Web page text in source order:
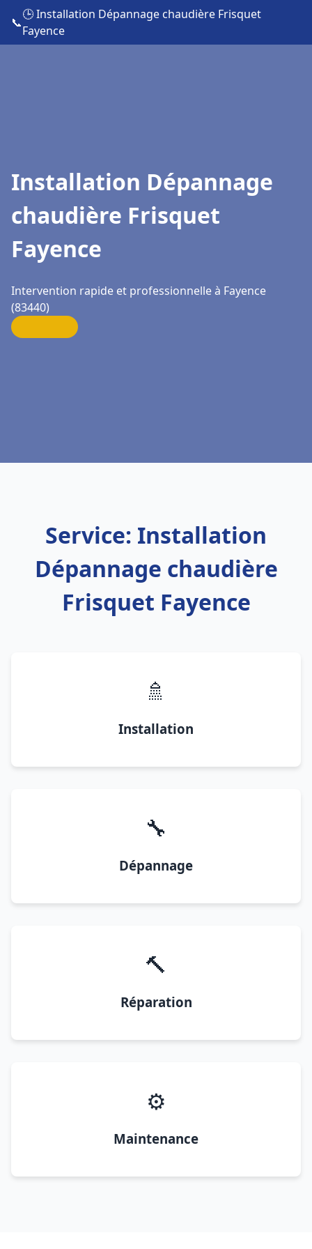
📞
🕒 Installation Dépannage chaudière Frisquet
Fayence
Installation Dépannage
chaudière Frisquet
Fayence
Intervention rapide et professionnelle à Fayence
(83440)
Service: Installation
Dépannage chaudière
Frisquet Fayence
🚿
Installation
🔧
Dépannage
🔨
Réparation
⚙️
Maintenance